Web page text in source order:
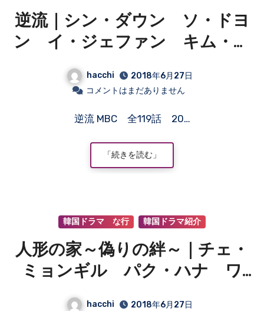
逆流｜シン・ダウン ソ・ドヨ
ン イ・ジェファン キム・ヘ
hacchi
2018年6月27日
コメントはまだありません
逆流 MBC 全119話 20…
「続きを読む」
韓国ドラマ な行 韓国ドラマ紹介
人形の家～偽りの絆～｜チェ・
ミョンギル パク・ハナ ワ
ン・ビンナ ハン・サンジン
hacchi
2018年6月27日